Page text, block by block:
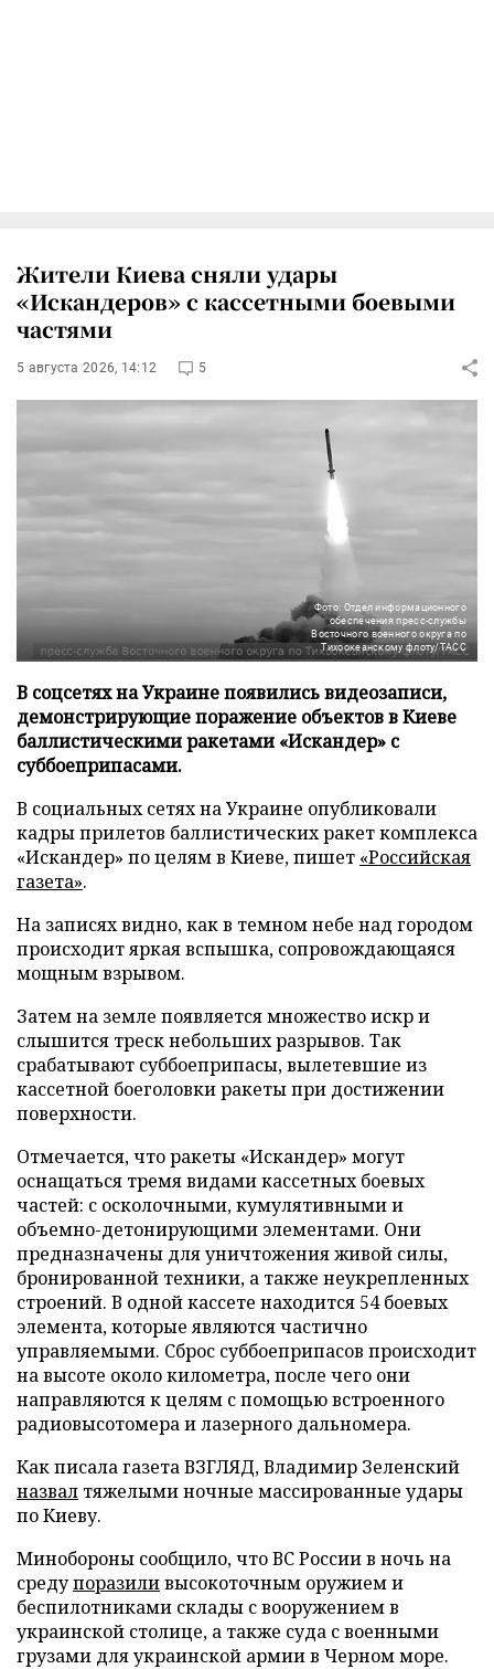
Жители Киева сняли удары
«Искандеров» с кассетными боевыми
частями
5 августа 2026, 14:12 5
Фото: Отдел информационного
обеспечения пресс-службы
Восточного военного округа по
Тихоокеанскому флоту/ТАСС
В соцсетях на Украине появились видеозаписи,
демонстрирующие поражение объектов в Киеве
баллистическими ракетами «Искандер» с
суббоеприпасами.
В социальных сетях на Украине опубликовали
кадры прилетов баллистических ракет комплекса
«Искандер» по целям в Киеве, пишет «Российская
газета».
На записях видно, как в темном небе над городом
происходит яркая вспышка, сопровождающаяся
мощным взрывом.
Затем на земле появляется множество искр и
слышится треск небольших разрывов. Так
срабатывают суббоеприпасы, вылетевшие из
кассетной боеголовки ракеты при достижении
поверхности.
Отмечается, что ракеты «Искандер» могут
оснащаться тремя видами кассетных боевых
частей: с осколочными, кумулятивными и
объемно-детонирующими элементами. Они
предназначены для уничтожения живой силы,
бронированной техники, а также неукрепленных
строений. В одной кассете находится 54 боевых
элемента, которые являются частично
управляемыми. Сброс суббоеприпасов происходит
на высоте около километра, после чего они
направляются к целям с помощью встроенного
радиовысотомера и лазерного дальномера.
Как писала газета ВЗГЛЯД, Владимир Зеленский
назвал тяжелыми ночные массированные удары
по Киеву.
Минобороны сообщило, что ВС России в ночь на
средупоразиливысокоточным оружием и
беспилотниками склады с вооружением в
украинской столице, а также суда с военными
грузами для украинской армии в Черном море.